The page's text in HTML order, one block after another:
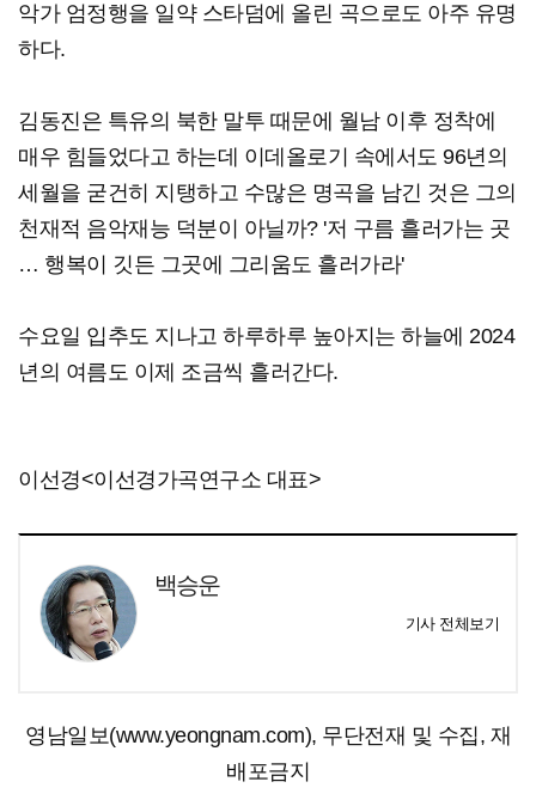
악가 엄정행을 일약 스타덤에 올린 곡으로도 아주 유명
하다.
김동진은 특유의 북한 말투 때문에 월남 이후 정착에
매우 힘들었다고 하는데 이데올로기 속에서도 96년의
세월을 굳건히 지탱하고 수많은 명곡을 남긴 것은 그의
천재적 음악재능 덕분이 아닐까? '저 구름 흘러가는 곳
… 행복이 깃든 그곳에 그리움도 흘러가라'
수요일 입추도 지나고 하루하루 높아지는 하늘에 2024
년의 여름도 이제 조금씩 흘러간다.
이선경<이선경가곡연구소 대표>
백승운
기사 전체보기
영남일보(www.yeongnam.com), 무단전재 및 수집, 재
배포금지